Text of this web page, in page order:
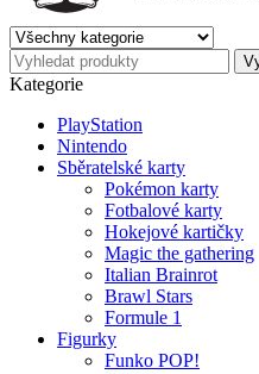
Kategorie
PlayStation
Nintendo
Sběratelské karty
Pokémon karty
Fotbalové karty
Hokejové kartičky
Magic the gathering
Italian Brainrot
Brawl Stars
Formule 1
Figurky
Funko POP!